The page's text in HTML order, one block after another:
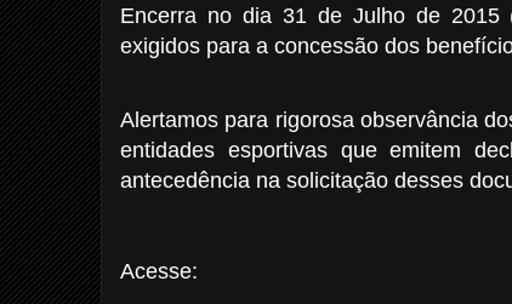
Encerra no dia 31 de Julho de 2015
exigidos para a concessão dos
Alertamos para rigorosa observância
entidades esportivas que emitem
antecedência na solicitação desses
Acesse: